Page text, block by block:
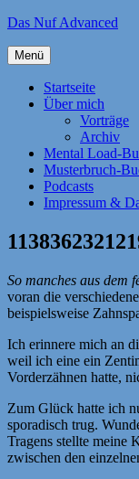
Zum
springen
Das Nuf Advanced
Menü
Startseite
Über mich
Vorträge
Archiv
Mental Load-
Musterbruch-
Podcasts
Impressum &
So manches aus dem
voran die
beispielsweise
Ich erinnere mich an
weil ich eine ein
Vorderzähnen hatte,
Zum Glück hatte ich
sporadisch trug.
Tragens stellte meine
zwischen den